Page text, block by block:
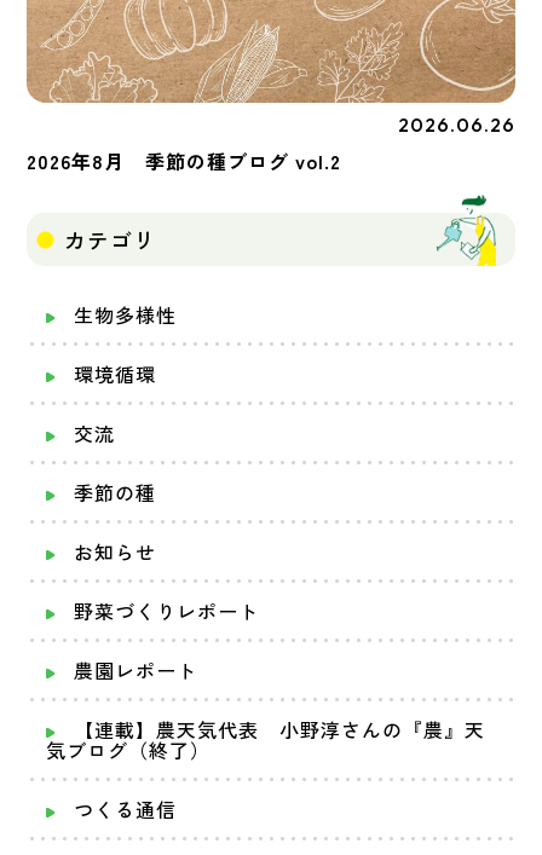
2026.06.26
2026年8月 季節の種ブログ vol.2
カテゴリ
生物多様性
環境循環
交流
季節の種
お知らせ
野菜づくりレポート
農園レポート
【連載】農天気代表 小野淳さんの『農』天
気ブログ（終了）
つくる通信